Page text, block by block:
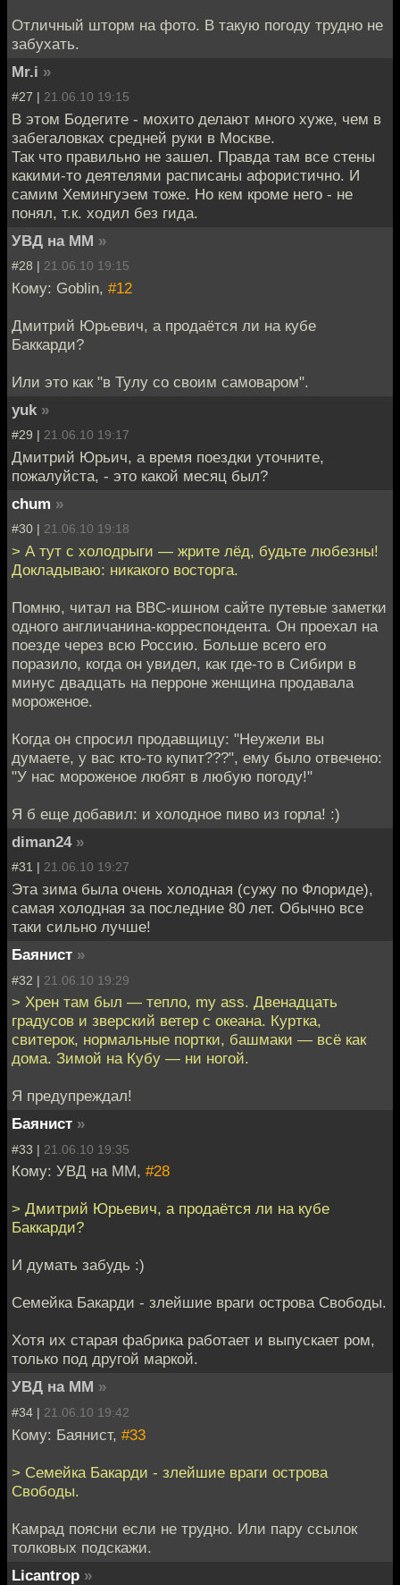
Отличный шторм на фото. В такую погоду трудно не
забухать.
Mr.i »
#27 | 21.06.10 19:15
В этом Бодегите - мохито делают много хуже, чем в
забегаловках средней руки в Москве.
Так что правильно не зашел. Правда там все стены
какими-то деятелями расписаны афористично. И
самим Хемингуэем тоже. Но кем кроме него - не
понял, т.к. ходил без гида.
УВД на ММ »
#28 | 21.06.10 19:15
Кому: Goblin, #12
Дмитрий Юрьевич, а продаётся ли на кубе
Баккарди?
Или это как "в Тулу со своим самоваром".
yuk »
#29 | 21.06.10 19:17
Дмитрий Юрьич, а время поездки уточните,
пожалуйста, - это какой месяц был?
chum »
#30 | 21.06.10 19:18
> А тут с холодрыги — жрите лёд, будьте любезны!
Докладываю: никакого восторга.
Помню, читал на BBC-ишном сайте путевые заметки
одного англичанина-корреспондента. Он проехал на
поезде через всю Россию. Больше всего его
поразило, когда он увидел, как где-то в Сибири в
минус двадцать на перроне женщина продавала
мороженое.
Когда он спросил продавщицу: "Неужели вы
думаете, у вас кто-то купит???", ему было отвечено:
"У нас мороженое любят в любую погоду!"
Я б еще добавил: и холодное пиво из горла! :)
diman24 »
#31 | 21.06.10 19:27
Эта зима была очень холодная (сужу по Флориде),
самая холодная за последние 80 лет. Обычно все
таки сильно лучше!
Баянист »
#32 | 21.06.10 19:29
> Хрен там был — тепло, my ass. Двенадцать
градусов и зверский ветер с океана. Куртка,
свитерок, нормальные портки, башмаки — всё как
дома. Зимой на Кубу — ни ногой.
Я предупреждал!
Баянист »
#33 | 21.06.10 19:35
Кому: УВД на ММ, #28
> Дмитрий Юрьевич, а продаётся ли на кубе
Баккарди?
И думать забудь :)
Семейка Бакарди - злейшие враги острова Свободы.
Хотя их старая фабрика работает и выпускает ром,
только под другой маркой.
УВД на ММ »
#34 | 21.06.10 19:42
Кому: Баянист, #33
> Семейка Бакарди - злейшие враги острова
Свободы.
Камрад поясни если не трудно. Или пару ссылок
толковых подскажи.
Licantrop »